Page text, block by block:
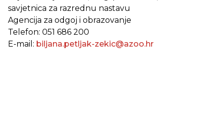
savjetnica za razrednu nastavu
Agencija za odgoj i obrazovanje
Telefon: 051 686 200
E-mail: biljana.petljak-zekic@azoo.hr